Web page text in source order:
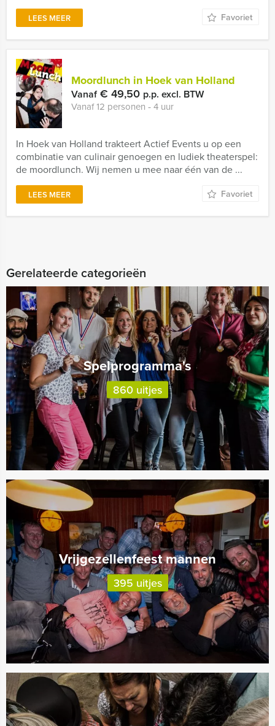
LEES MEER Favoriet
Moordlunch in Hoek van Holland
Vanaf€ 49,50 p.p. excl. BTW
Vanaf 12 personen ‐ 4 uur
In Hoek van Holland trakteert Actief Events u op een
combinatie van culinair genoegen en ludiek theaterspel:
de moordlunch. Wij nemen u mee naar één van de ...
LEES MEER Favoriet
Gerelateerde categorieën
Spelprogramma's
860 uitjes
Vrijgezellenfeest mannen
395 uitjes